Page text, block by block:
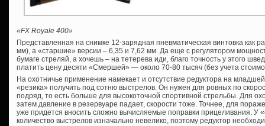
«FX Royale 400»
Представленная на снимке 12-зарядная пневматическая винтовка как
мм), а «старшие» версии – 6,35 и 7,62 мм. Да еще с регулятором
бумаге стреляй, а хочешь – на тетерева иди, благо точность у этого
платить цену десяти «Смершей» — около 70-80 тысяч (без учета
На охотничье применение намекает и отсутствие редуктора на
«резика» получить под сотню выстрелов. Он нужен для ровных по
подряд, то есть больше для высокоточной спортивной стрельбы. Для
затем давление в резервуаре падает, скорости тоже. Точнее, для
уже придется вносить сложно вычисляемые поправки прицеливания. У
количество выстрелов изначально невелико, поэтому редуктор